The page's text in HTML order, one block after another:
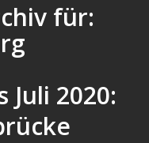
für:
Juli 2020: